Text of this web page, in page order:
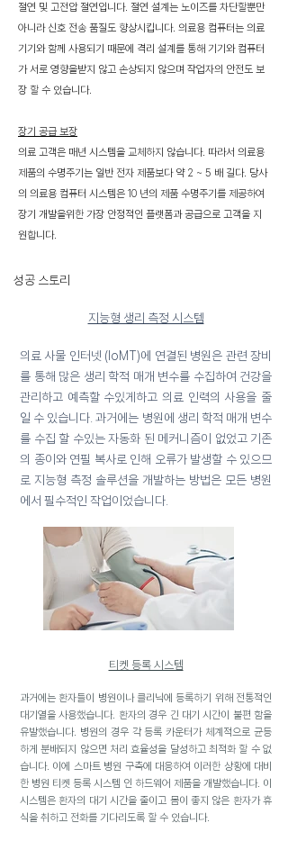
절연 및 고전압 절연입니다. 절연 설계는 노이즈를 차단할뿐만
아니라 신호 전송 품질도 향상시킵니다. 의료용 컴퓨터는 의료
기기와 함께 사용되기 때문에 격리 설계를 통해 기기와 컴퓨터
가 서로 영향을받지 않고 손상되지 않으며 작업자의 안전도 보
장 할 수 있습니다.
장기 공급 보장
의료 고객은 매년 시스템을 교체하지 않습니다. 따라서 의료용
제품의 수명주기는 일반 전자 제품보다 약 2 ~ 5 배 길다. 당사
의 의료용 컴퓨터 시스템은 10 년의 제품 수명주기를 제공하여
장기 개발을위한 가장 안정적인 플랫폼과 공급으로 고객을 지
원합니다.
​성공 스토리
지능형 생리 측정 시스템
의료 사물 인터넷 (IoMT)에 연결된 병원은 관련 장비
를 통해 많은 생리 학적 매개 변수를 수집하여 건강을
관리하고 예측할 수있게하고 의료 인력의 사용을 줄
일 수 있습니다. 과거에는 병원에 생리 학적 매개 변수
를 수집 할 수있는 자동화 된 메커니즘이 없었고 기존
의 종이와 연필 복사로 인해 오류가 발생할 수 있으므
로 지능형 측정 솔루션을 개발하는 방법은 모든 병원
에서 필수적인 작업이었습니다.
티켓 등록 시스템
과거에는 환자들이 병원이나 클리닉에 등록하기 위해 전통적인
대기열을 사용했습니다. 환자의 경우 긴 대기 시간이 불편 함을
유발했습니다. 병원의 경우 각 등록 카운터가 체계적으로 균등
하게 분배되지 않으면 처리 효율성을 달성하고 최적화 할 수 없
습니다. 이에 스마트 병원 구축에 대응하여 이러한 상황에 대비
한 병원 티켓 등록 시스템 인 하드웨어 제품을 개발했습니다. 이
시스템은 환자의 대기 시간을 줄이고 몸이 좋지 않은 환자가 휴
식을 취하고 전화를 기다리도록 할 수 있습니다.